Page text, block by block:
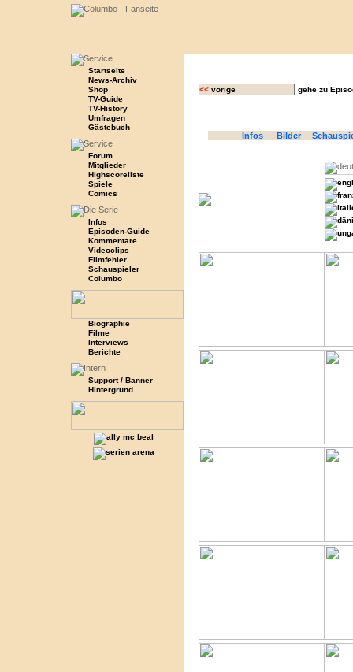
Startseite
News-Archiv
Shop
TV-Guide
TV-History
Umfragen
Gästebuch
Forum
Mitglieder
Highscoreliste
Spiele
Comics
Infos
Episoden-Guide
Kommentare
Videoclips
Filmfehler
Schauspieler
Columbo
Biographie
Filme
Interviews
Berichte
Support / Banner
Hintergrund
<<vorige
Infos Bilder